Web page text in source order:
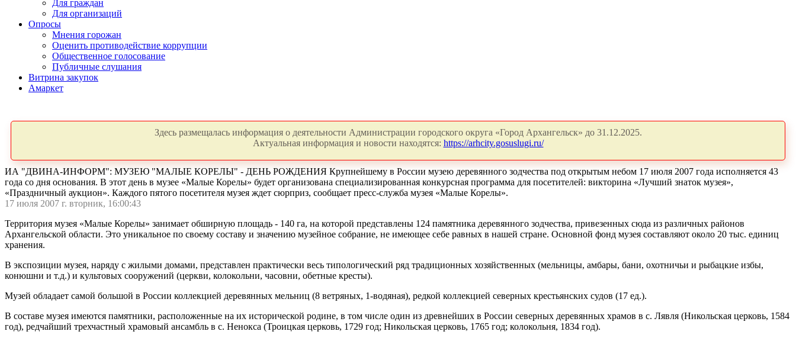
Для граждан
Для организаций
Опросы
Мнения горожан
Оценить противодействие коррупции
Общественное голосование
Публичные слушания
Витрина закупок
Амаркет
Здесь размещалась информация о деятельности Администрации городского округа «Город Архангельск» до 31.12.2025.
Актуальная информация и новости находятся: https://arhcity.gosuslugi.ru/
ИА "ДВИНА-ИНФОРМ": МУЗЕЮ "МАЛЫЕ КОРЕЛЫ" - ДЕНЬ РОЖДЕНИЯ Крупнейшему в России музею деревянного зодчества под открытым небом 17 июля 2007 года исполняется 43
года со дня основания. В этот день в музее «Малые Корелы» будет организована специализированная конкурсная программа для посетителей: викторина «Лучший знаток музея»,
«Праздничный аукцион». Каждого пятого посетителя музея ждет сюрприз, сообщает пресс-служба музея «Малые Корелы».
17 июля 2007 г. вторник, 16:00:43
Территория музея «Малые Корелы» занимает обширную площадь - 140 га, на которой представлены 124 памятника деревянного зодчества, привезенных сюда из различных районов
Архангельской области. Это уникальное по своему составу и значению музейное собрание, не имеющее себе равных в нашей стране. Основной фонд музея составляют около 20 тыс. единиц
хранения.
В экспозиции музея, наряду с жилыми домами, представлен практически весь типологический ряд традиционных хозяйственных (мельницы, амбары, бани, охотничьи и рыбацкие избы,
конюшни и т.д.) и культовых сооружений (церкви, колокольни, часовни, обетные кресты).
Музей обладает самой большой в России коллекцией деревянных мельниц (8 ветряных, 1-водяная), редкой коллекцией северных крестьянских судов (17 ед.).
В составе музея имеются памятники, расположенные на их исторической родине, в том числе один из древнейших в России северных деревянных храмов в с. Лявля (Никольская церковь, 1584
год), редчайший трехчастный храмовый ансамбль в с. Ненокса (Троицкая церковь, 1729 год; Никольская церковь, 1765 год; колокольня, 1834 год).